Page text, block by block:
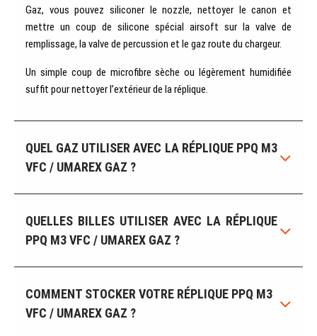
Gaz, vous pouvez siliconer le nozzle, nettoyer le canon et
mettre un coup de silicone spécial airsoft sur la valve de
remplissage, la valve de percussion et le gaz route du chargeur.
Un simple coup de microfibre sèche ou légèrement humidifiée
suffit pour nettoyer l’extérieur de la réplique.
QUEL GAZ UTILISER AVEC LA RÉPLIQUE PPQ M3
VFC / UMAREX GAZ ?
QUELLES BILLES UTILISER AVEC LA RÉPLIQUE
PPQ M3 VFC / UMAREX GAZ ?
COMMENT STOCKER VOTRE RÉPLIQUE PPQ M3
VFC / UMAREX GAZ ?